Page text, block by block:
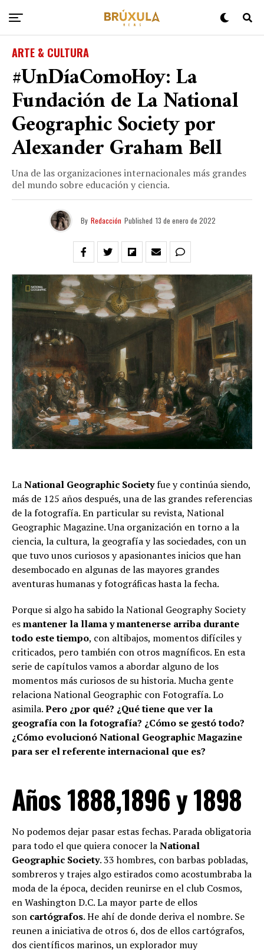
ARTE & CULTURA
#UnDíaComoHoy: La
Fundación de La National
Geographic Society por
Alexander Graham Bell
Una de las organizaciones internacionales más grandes
del mundo sobre educación y ciencia.
By Redacción Published 13 de enero de 2022
LaNational Geographic Societyfue y continúa siendo,
más de 125 años después, una de las grandes referencias
de la fotografía. En particular su revista, National
Geographic Magazine. Una organización en torno a la
ciencia, la cultura, la geografía y las sociedades, con un
que tuvo unos curiosos y apasionantes inicios que han
desembocado en algunas de las mayores grandes
aventuras humanas y fotográficas hasta la fecha.
Porque si algo ha sabido la National Geography Society
esmantener la llama y mantenerse arriba durante
todo este tiempo, con altibajos, momentos difíciles y
criticados, pero también con otros magníficos. En esta
serie de capítulos vamos a abordar alguno de los
momentos más curiosos de su historia. Mucha gente
relaciona National Geographic con Fotografía. Lo
asimila.Pero ¿por qué? ¿Qué tiene que ver la
geografía con la fotografía? ¿Cómo se gestó todo?
¿Cómo evolucionó National Geographic Magazine
para ser el referente internacional que es?
Años 1888,1896 y 1898
No podemos dejar pasar estas fechas. Parada obligatoria
para todo el que quiera conocer laNational
Geographic Society. 33 hombres, con barbas pobladas,
sombreros y trajes algo estirados como acostumbraba la
moda de la época, deciden reunirse en el club Cosmos,
en Washington D.C. La mayor parte de ellos
son cartógrafos. He ahí de donde deriva el nombre. Se
reunen a iniciativa de otros 6, dos de ellos cartógrafos,
dos científicos marinos, un explorador muy